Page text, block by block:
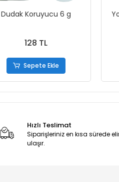
Dudak Koruyucu 6 g
128 TL
Sepete Ekle
Hızlı Teslimat
Siparişleriniz en kısa sürede
ulaşır.